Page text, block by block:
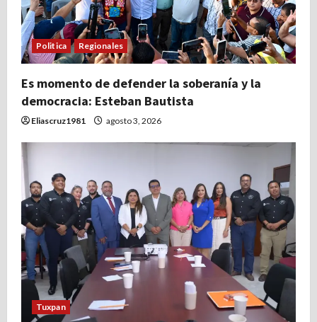
Politica Regionales
Es momento de defender la soberanía y la
democracia: Esteban Bautista
Eliascruz1981 agosto 3, 2026
Tuxpan